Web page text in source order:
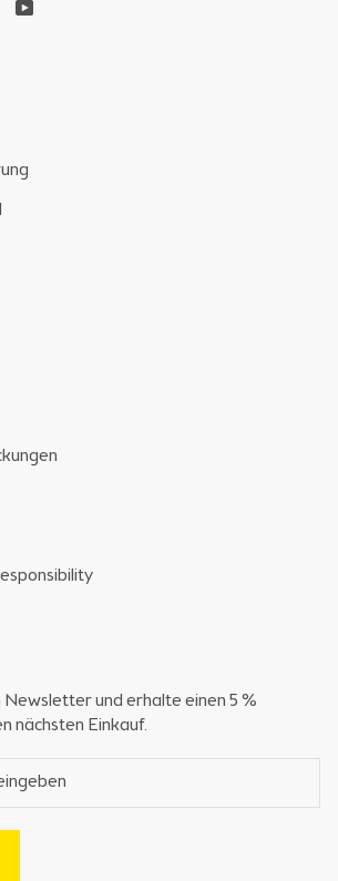
Newsletter und erhalte einen 5 %
nächsten Einkauf.